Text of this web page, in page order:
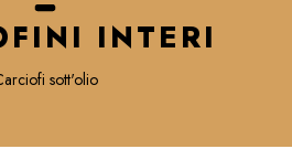
INTERI
sott'olio